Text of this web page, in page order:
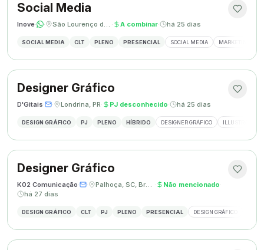
Social Media
Inove· · São Lourenço do Oeste, SC · A combinar· há 25 dias
SOCIAL MEDIA CLT PLENO PRESENCIAL SOCIAL MEDIA MARKETING
Designer Gráfico
D'Gitais· · Londrina, PR· PJ desconhecido· há 25 dias
DESIGN GRÁFICO PJ PLENO HÍBRIDO DESIGNER GRÁFICO ILLUSTRATOR
Designer Gráfico
K02 Comunicação· · Palhoça, SC, Brasil · Não mencionado·
há 27 dias
DESIGN GRÁFICO CLT PJ PLENO PRESENCIAL DESIGN GRÁFICO